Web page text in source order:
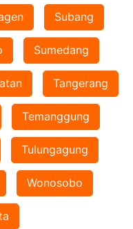
Subang
Sumedang
Tangerang
Temanggung
Tulungagung
Wonosobo